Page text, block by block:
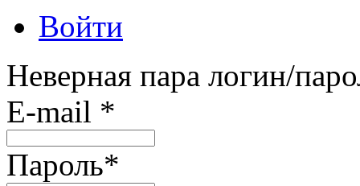
Войти
Неверная пара логин/
E-mail *
Пароль*